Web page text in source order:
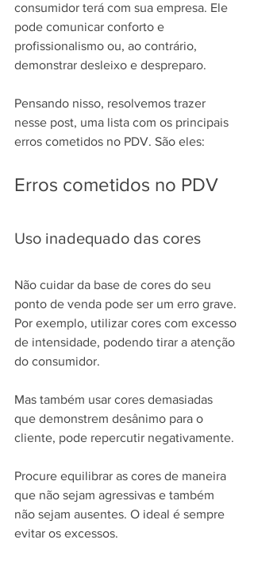
consumidor terá com sua empresa. Ele
pode comunicar conforto e
profissionalismo ou, ao contrário,
demonstrar desleixo e despreparo.
Pensando nisso, resolvemos trazer
nesse post, uma lista com os principais
erros cometidos no PDV. São eles:
Erros cometidos no PDV
Uso inadequado das cores
Não cuidar da base de cores do seu
ponto de venda pode ser um erro grave.
Por exemplo, utilizar cores com excesso
de intensidade, podendo tirar a atenção
do consumidor.
Mas também usar cores demasiadas
que demonstrem desânimo para o
cliente, pode repercutir negativamente.
Procure equilibrar as cores de maneira
que não sejam agressivas e também
não sejam ausentes. O ideal é sempre
evitar os excessos.